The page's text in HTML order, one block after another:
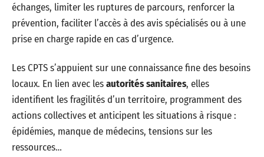
échanges, limiter les ruptures de parcours, renforcer la
prévention, faciliter l’accès à des avis spécialisés ou à une
prise en charge rapide en cas d’urgence.
Les CPTS s’appuient sur une connaissance fine des besoins
locaux. En lien avec lesautorités sanitaires, elles
identifient les fragilités d’un territoire, programment des
actions collectives et anticipent les situations à risque :
épidémies, manque de médecins, tensions sur les
ressources…